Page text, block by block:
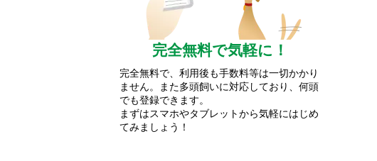
完全無料で気軽に！
完全無料で、利用後も手数料等は一切かかり
ません。また多頭飼いに対応しており、何頭
でも登録できます。
まずはスマホやタブレットから気軽にはじめ
てみましょう！